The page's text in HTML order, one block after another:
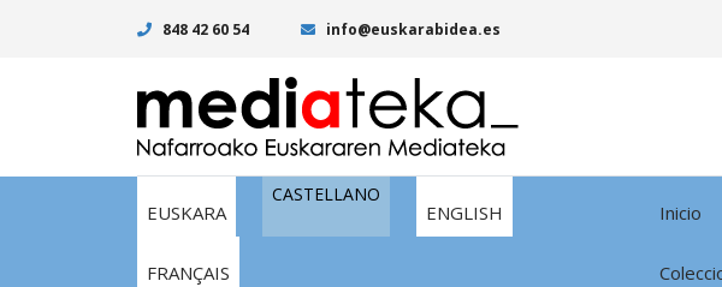
848 42 60 54 info@euskarabidea.es
EUSKARA
CASTELLANO
ENGLISH
FRANÇAIS
Inicio